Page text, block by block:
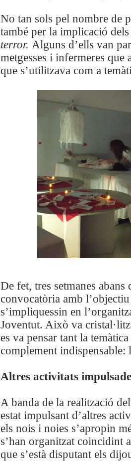
No tan sols pel nombre de
també per la implicació
terror. Alguns d’ells van
metgesses i infermeres que
que s’utilitzava com a
De fet, tres setmanes
convocatòria amb
s’impliquessin en
Joventut. Això va
es va pensar tant la
complement
Altres activitats
A banda de la realització
estat impulsant d’altres
els nois i noies s’apropin
s’han organitzat coincidint
que s’està disputant els